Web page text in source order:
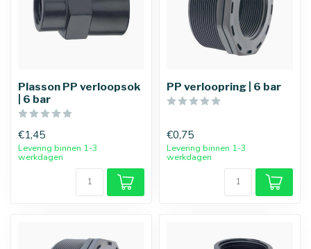
Plasson PP verloopsok
| 6 bar
€1,45
Levering binnen 1-3
werkdagen
PP verloopring | 6 bar
€0,75
Levering binnen 1-3
werkdagen